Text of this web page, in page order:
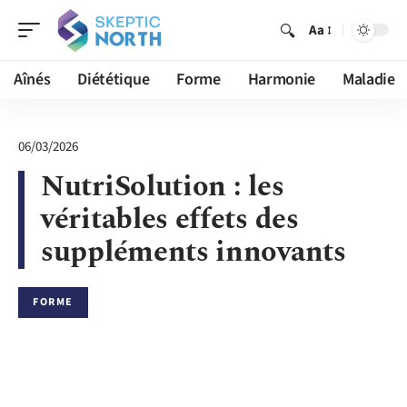
Aa
Aînés Diététique Forme Harmonie Maladie
06/03/2026
NutriSolution : les
véritables effets des
suppléments innovants
FORME